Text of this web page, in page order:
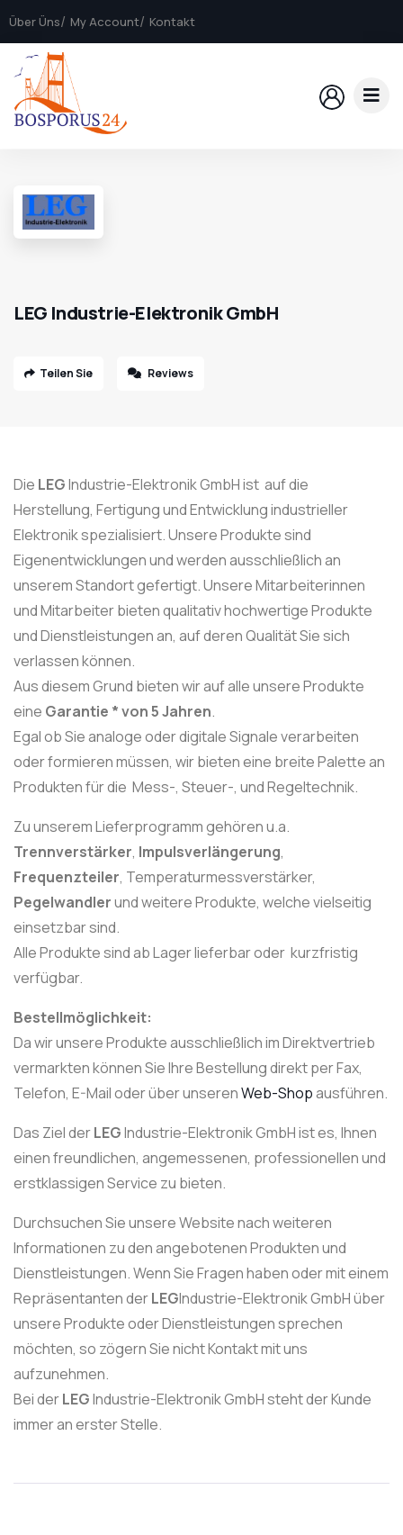
Über Üns My Account Kontakt
LEG Industrie-Elektronik GmbH
Teilen Sie Reviews
Die LEGIndustrie-Elektronik GmbH ist auf die
Herstellung, Fertigung und Entwicklung industrieller
Elektronik spezialisiert. Unsere Produkte sind
Eigenentwicklungenund werden ausschließlich an
unserem Standort gefertigt. Unsere Mitarbeiterinnen
und Mitarbeiter bieten qualitativ hochwertige Produkte
und Dienstleistungen an, auf deren Qualität Sie sich
verlassen können.
Aus diesem Grund bieten wir auf alle unsere Produkte
eine Garantie * von 5 Jahren.
Egal ob Sie analoge oder digitale Signale verarbeiten
oder formieren müssen, wir bieten eine breite Palette an
Produkten für die Mess-, Steuer-, und Regeltechnik.
Zu unserem Lieferprogramm gehören u.a.
Trennverstärker, Impulsverlängerung,
Frequenzteiler, Temperaturmessverstärker,
Pegelwandlerund weitere Produkte, welche vielseitig
einsetzbar sind.
Alle Produkte sind ab Lager lieferbar oder kurzfristig
verfügbar.
Bestellmöglichkeit:
Da wir unsere Produkte ausschließlich im Direktvertrieb
vermarkten können Sie Ihre Bestellung direkt per Fax,
Telefon, E-Mail oder über unserenWeb-Shopausführen.
Das Ziel derLEGIndustrie-Elektronik GmbH ist es, Ihnen
einen freundlichen, angemessenen, professionellen und
erstklassigen Service zu bieten.
Durchsuchen Sie unsere Website nach weiteren
Informationen zu den angebotenen Produkten und
Dienstleistungen. Wenn Sie Fragen haben oder mit einem
Repräsentanten derLEGIndustrie-Elektronik GmbH über
unsere Produkte oder Dienstleistungen sprechen
möchten, so zögern Sie nicht Kontakt mit uns
aufzunehmen.
Bei derLEGIndustrie-Elektronik GmbH steht der Kunde
immer an erster Stelle.